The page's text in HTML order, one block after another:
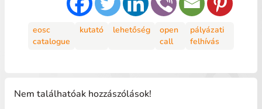
eosc
catalogue
kutató lehetőség
open
call
pályázati
felhívás
Nem találhatóak hozzászólások!